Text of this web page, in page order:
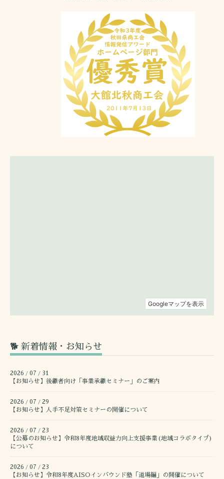
🐕 新着情報・お知らせ
2026 / 07 / 31
【お知らせ】後継者向け「事業承継セミナー」のご案内
2026 / 07 / 29
【お知らせ】人手不足対策セミナーの開催について
2026 / 07 / 23
【公募のお知らせ】令和8年度地域収益力向上支援事業(地域コラボタイプ)
について
2026 / 07 / 23
【お知らせ】令和8年度AISOインバウンド塾「道場編」の開催について